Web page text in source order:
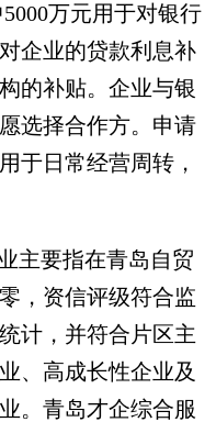
万元用于对银行
企业的贷款利息补
的补贴。企业与银
选择合作方。申请
于日常经营周转，
要指在青岛自贸
，资信评级符合监
计，并符合片区主
、高成长性企业及
。青岛才企综合服